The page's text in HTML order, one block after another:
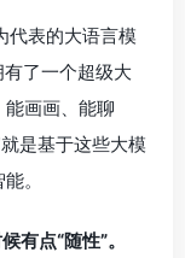
代表的大语言模
了一个超级大
画画、能聊
是基于这些大模
。
有点“随性”。